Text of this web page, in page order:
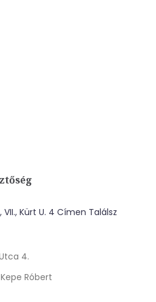
Kürt U. 4 Címen Találsz
4.
Róbert